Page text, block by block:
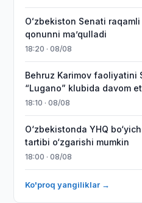
Oʻzbekiston Senati
qonunni maʼqulladi
18:20 · 08/08
Behruz Karimov faoliyatini
“Lugano” klubida davom
18:10 · 08/08
O‘zbekistonda YHQ
tartibi o‘zgarishi mumkin
18:00 · 08/08
Ko'proq yangiliklar →